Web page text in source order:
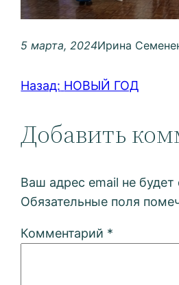
5 марта, 2024Ирина
Назад: НОВЫЙ ГОД
Добавить
Ваш адрес email не будет
Обязательные поля
Комментарий *